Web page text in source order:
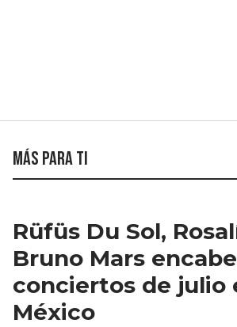
Más para ti
Rüfüs Du Sol,
Bruno Mars
conciertos de julio
México